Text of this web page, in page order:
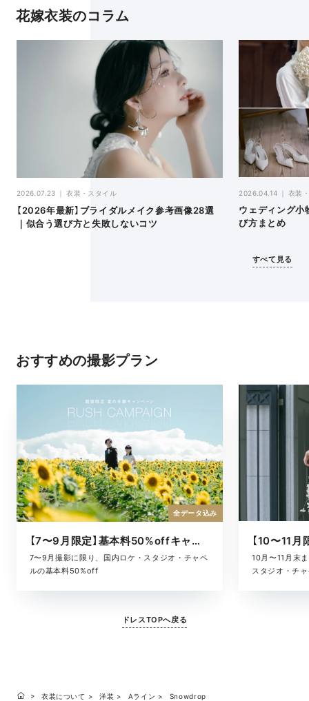
花嫁衣装のコラム
2026.07.23 衣装・スタイル
【2026年最新】ブライダルメイク参考画像28選
｜似合う選び方と失敗しないコツ
2026.04.14 衣装
ウェディング小
び方まとめ
すべて見る
おすすめの撮影プラン
【7〜9月限定】基本料50%offキャンペーン
7〜9月撮影に限り、国内ロケ・スタジオ・チャペ
ルの基本料50%off
全データ込み
10月〜11月末
スタジオ・チ
ドレスTOPへ戻る
衣装について 洋装 Aライン Snowdrop